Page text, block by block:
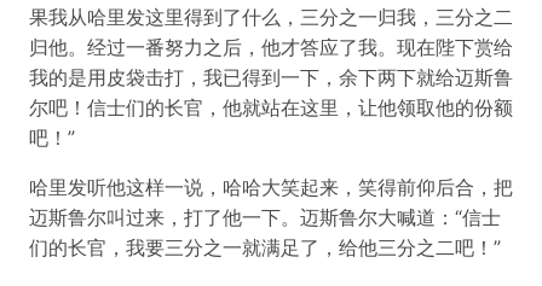
果我从哈里发这里得到了什么，三分之一归我，三分之二
归他。经过一番努力之后，他才答应了我。现在陛下赏给
我的是用皮袋击打，我已得到一下，余下两下就给迈斯鲁
尔吧！信士们的长官，他就站在这里，让他领取他的份额
吧！”
哈里发听他这样一说，哈哈大笑起来，笑得前仰后合，把
迈斯鲁尔叫过来，打了他一下。迈斯鲁尔大喊道：“信士
们的长官，我要三分之一就满足了，给他三分之二吧！”